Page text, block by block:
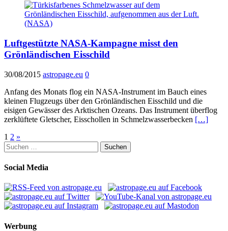
Luftgestützte NASA-Kampagne misst den
Grönländischen Eisschild
30/08/2015 astropage.eu 0
Anfang des Monats flog ein NASA-Instrument im Bauch eines
kleinen Flugzeugs über den Grönländischen Eisschild und die
eisigen Gewässer des Arktischen Ozeans. Das Instrument überflog
zerklüftete Gletscher, Eisschollen in Schmelzwasserbecken […]
Seitennummerierung
der
Beiträge
1 2 »
Suchen
nach:
Social Media
Werbung